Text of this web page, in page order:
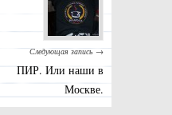
Следующая запись →
ПИР. Или наши в
Москве.